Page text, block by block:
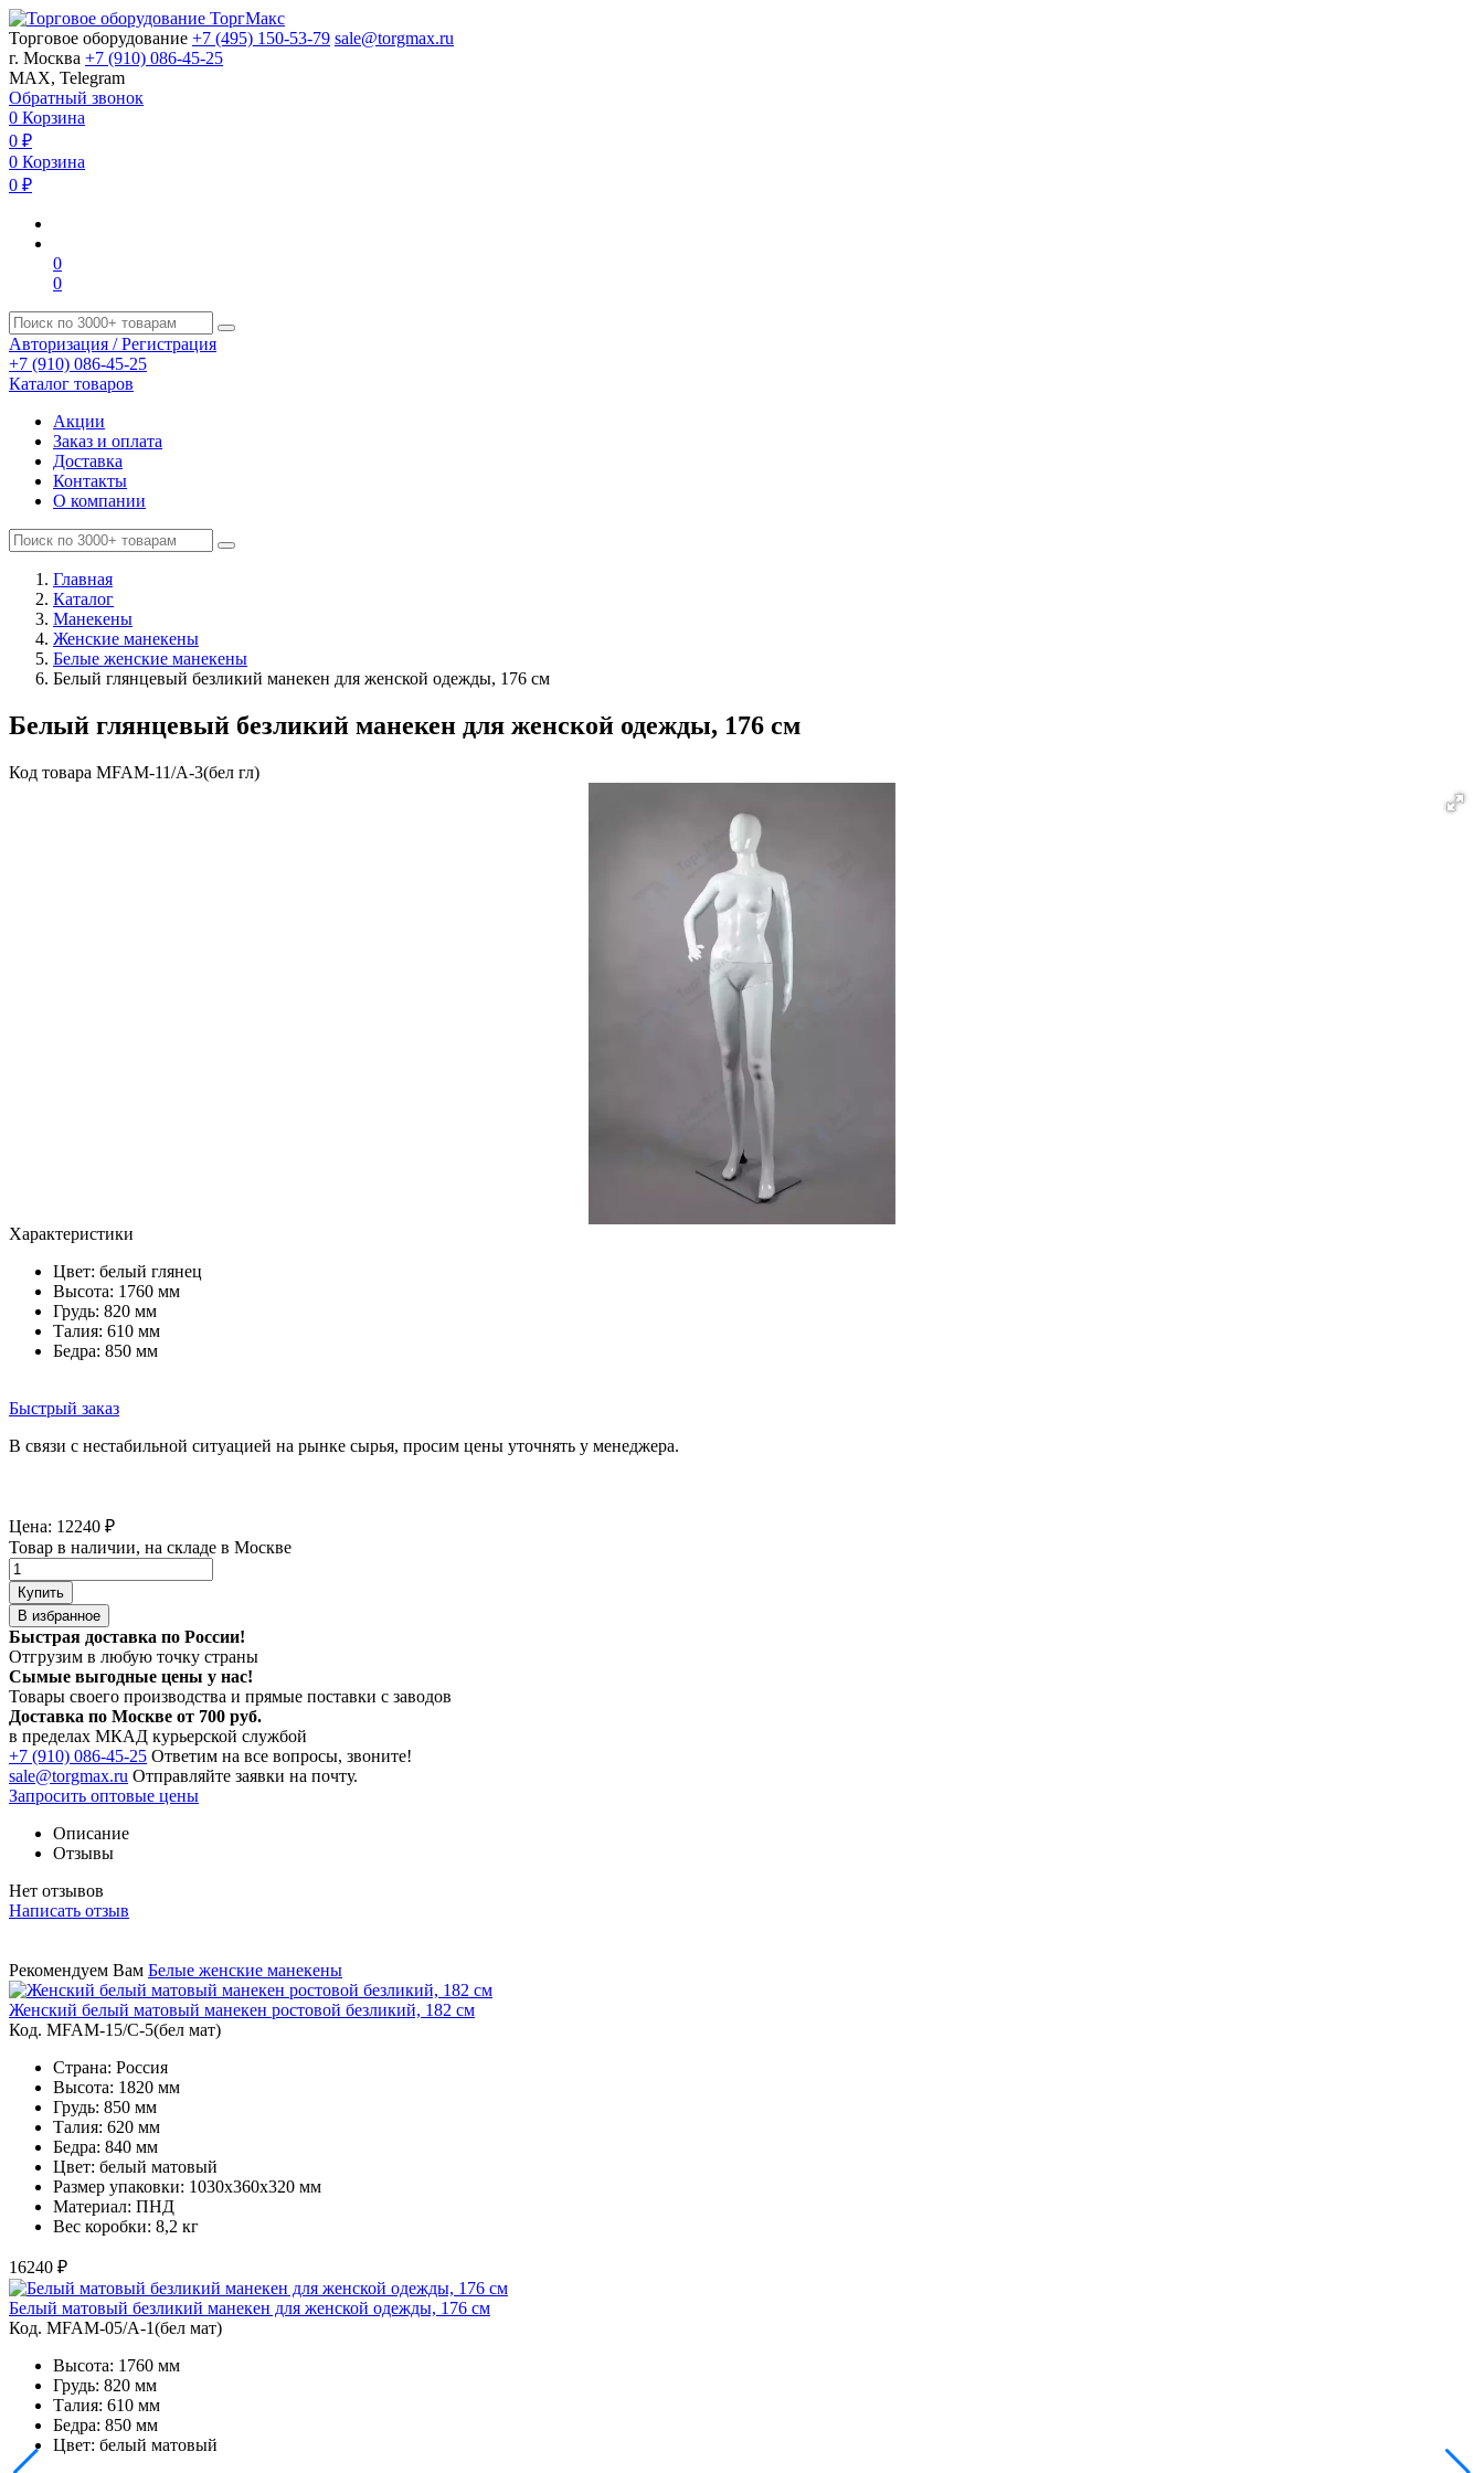
Торговое оборудование +7 (495) 150-53-79 sale@torgmax.ru
г. Москва +7 (910) 086-45-25
MAX, Telegram
Обратный звонок
0 Корзина
0 ₽
0 Корзина
0 ₽
0
0
Авторизация / Регистрация
+7 (910) 086-45-25
Каталог товаров
Акции
Заказ и оплата
Доставка
Контакты
О компании
Главная
Каталог
Манекены
Женские манекены
Белые женские манекены
Белый глянцевый безликий манекен для женской одежды, 176 см
Белый глянцевый безликий манекен для женской одежды, 176 см
Код товара MFAM-11/A-3(бел гл)
Характеристики
Цвет: белый глянец
Высота: 1760 мм
Грудь: 820 мм
Талия: 610 мм
Бедра: 850 мм
Быстрый заказ
В связи с нестабильной ситуацией на рынке сырья, просим цены уточнять у менеджера.
Цена: 12240 ₽
Товар в наличии, на складе в Москве
Купить
В избранное
Быстрая доставка по России!
Отгрузим в любую точку страны
Сымые выгодные цены у нас!
Товары своего производства и прямые поставки с заводов
Доставка по Москве от 700 руб.
в пределах МКАД курьерской службой
+7 (910) 086-45-25 Ответим на все вопросы, звоните!
sale@torgmax.ru Отправляйте заявки на почту.
Запросить оптовые цены
Описание
Отзывы
Нет отзывов
Написать отзыв
Рекомендуем Вам Белые женские манекены
Женский белый матовый манекен ростовой безликий, 182 см
Код. MFAM-15/C-5(бел мат)
Страна: Россия
Высота: 1820 мм
Грудь: 850 мм
Талия: 620 мм
Бедра: 840 мм
Цвет: белый матовый
Размер упаковки: 1030х360х320 мм
Материал: ПНД
Вес коробки: 8,2 кг
16240 ₽
Белый матовый безликий манекен для женской одежды, 176 см
Код. MFAM-05/A-1(бел мат)
Высота: 1760 мм
Грудь: 820 мм
Талия: 610 мм
Бедра: 850 мм
Цвет: белый матовый